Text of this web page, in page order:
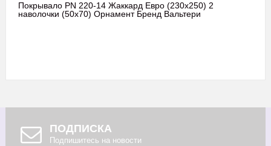
Покрывало PN 220-14 Жаккард Евро (230х250) 2
наволочки (50х70) Орнамент Бренд Вальтери
ПОДПИСКА
Подпишитесь на новости